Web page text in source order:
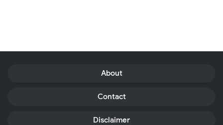
About
Contact
Disclaimer